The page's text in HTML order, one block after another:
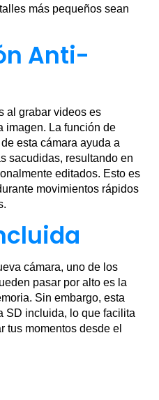
más pequeños sean
Anti-
al grabar videos es
imagen. La función de
esta cámara ayuda a
sacudidas, resultando en
editados. Esto es
movimientos rápidos
cámara, uno de los
pasar por alto es la
Sin embargo, esta
SD incluida, lo que facilita
tus momentos desde el